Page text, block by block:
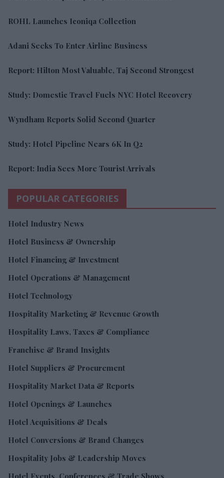
ROHL Launches Iconiqa Collection
Adani Seeks To Enter Airline Business
Report: Hilton Most Valuable, Taj Second Strongest
Study: Domestic Travel Fuels NYC Hotel Recovery
Wyndham Reports Solid Second Quarter
Study: Hotel Pipeline Nears 6K In Q2
Report: India Sees More Tourist Arrivals
POPULAR CATEGORIES
Hotel Industry News
Hotel Business & Ownership
Hotel Financing & Investment
Hotel Operations & Management
Hotel Technology
Hospitality Marketing & Revenue Growth
Hospitality Laws, Taxes & Compliance
Franchise & Brand Insights
Hotel Suppliers & Procurement
Hospitality Market Data & Reports
Hotel Openings & Launches
Hotel Acquisitions & Deals
Hotel Conversions & Brand Changes
Hospitality Jobs & Leadership Moves